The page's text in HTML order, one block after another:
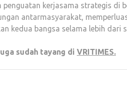
penguatan kerjasama strategis di
antarmasyarakat,
kedua bangsa selama lebih dari
sudah tayang di VRITIMES.